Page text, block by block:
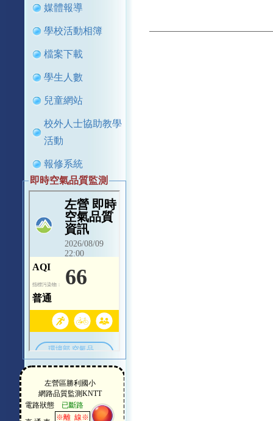
媒體報導
學校活動相簿
檔案下載
學生人數
兒童網站
校外人士協助教學
活動
報修系統
即時空氣品質監測